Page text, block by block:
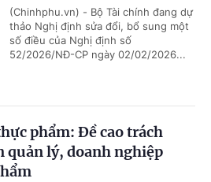
(Chinhphu.vn) - Bộ Tài chính đang dự
thảo Nghị định sửa đổi, bổ sung một
số điều của Nghị định số
52/2026/NĐ-CP ngày 02/02/2026...
phẩm: Đề cao trách
quản lý, doanh nghiệp